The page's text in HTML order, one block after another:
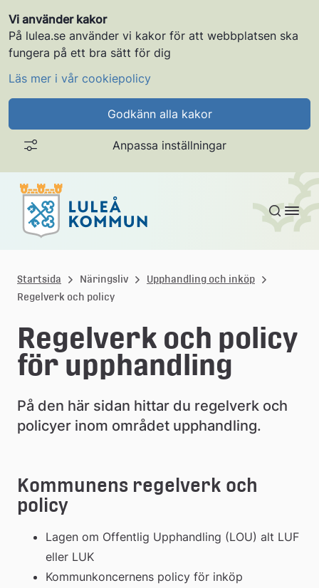
Vi använder kakor
På lulea.se använder vi kakor för att webbplatsen ska
fungera på ett bra sätt för dig
Läs mer i vår cookiepolicy
Godkänn alla kakor
Anpassa inställningar
Gå till innehållet
u
l
e
å
k
o
m
u
n
Startsida Näringsliv
Upphandling och inköp
Regelverk och policy
Regelverk och policy
för upphandling
På den här sidan hittar du regelverk och
policyer inom området upphandling.
Kommunens regelverk och
policy
Lagen om Offentlig Upphandling (LOU) alt LUF
eller LUK
Kommunkoncernens policy för inköp